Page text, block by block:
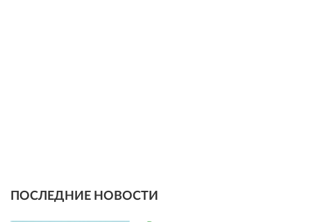
ПОСЛЕДНИЕ НОВОСТИ